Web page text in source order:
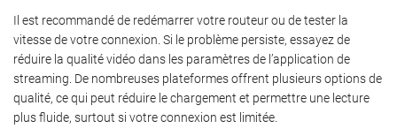
Il est recommandé de redémarrer votre routeur ou de tester la
vitesse de votre connexion. Si le problème persiste, essayez de
réduire la qualité vidéo dans les paramètres de l’application de
streaming. De nombreuses plateformes offrent plusieurs options de
qualité, ce qui peut réduire le chargement et permettre une lecture
plus fluide, surtout si votre connexion est limitée.